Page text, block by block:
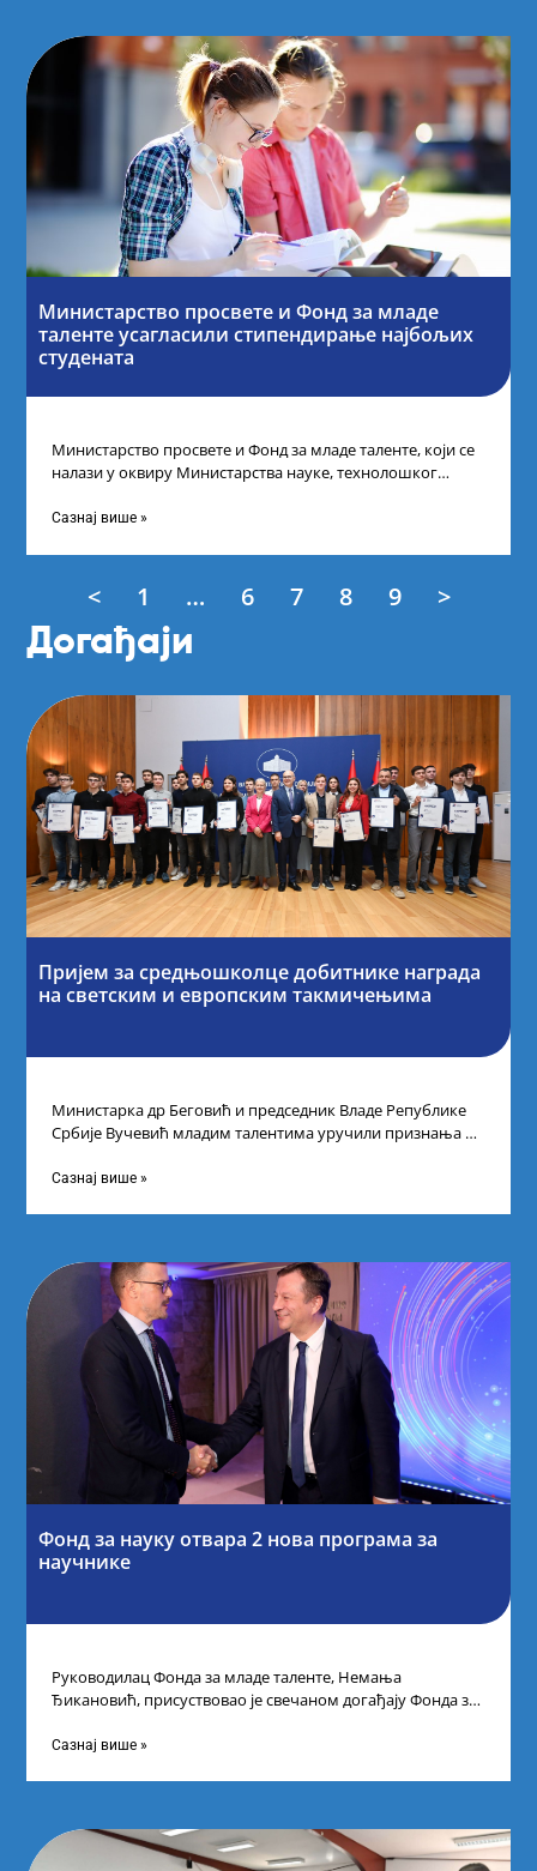
Министарство просвете и Фонд за младе
таленте усагласили стипендирање најбољих
студената
Министарство просвете и Фонд за младе таленте, који се
налази у оквиру Министарства науке, технолошког
Сазнај више »
< 1 … 6 7 8 9 >
Догађаји
Пријем за средњошколце добитнике награда
на светским и европским такмичењима
Министарка др Беговић и председник Владе Републике
Србије Вучевић младим талентима уручили признања У
Сазнај више »
Фонд за науку отвара 2 нова програма за
научнике
Руководилац Фонда за младе таленте, Немања
Ђикановић, присуствовао је свечаном догађају Фонда за
Сазнај више »